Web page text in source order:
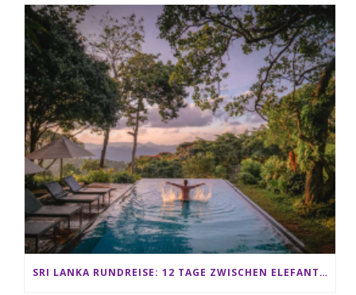
SRI LANKA RUNDREISE: 12 TAGE ZWISCHEN ELEFANTEN, TEEPLANTAGEN & STRAND ALS FAMILIE